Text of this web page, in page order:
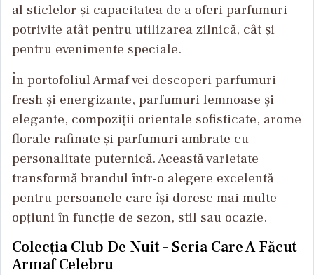
al sticlelor și capacitatea de a oferi parfumuri
potrivite atât pentru utilizarea zilnică, cât și
pentru evenimente speciale.
În portofoliul Armaf vei descoperi parfumuri
fresh și energizante, parfumuri lemnoase și
elegante, compoziții orientale sofisticate, arome
florale rafinate și parfumuri ambrate cu
personalitate puternică. Această varietate
transformă brandul într-o alegere excelentă
pentru persoanele care își doresc mai multe
opțiuni în funcție de sezon, stil sau ocazie.
Colecția Club De Nuit – Seria Care A Făcut
Armaf Celebru